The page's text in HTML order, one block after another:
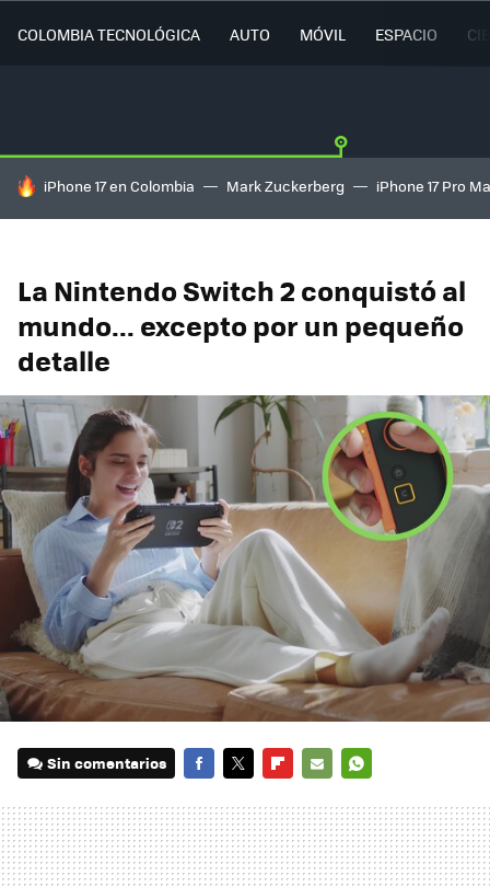
COLOMBIA TECNOLÓGICA AUTO MÓVIL ESPACIO
HOY SE HABLA DE
iPhone 17 en Colombia Mark Zuckerberg iPhone 17 Pro
La Nintendo Switch 2 conquistó al
mundo... excepto por un pequeño
detalle
Sin comentarios
MAIL